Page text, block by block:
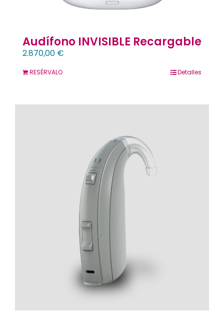
Audífono INVISIBLE Recargable
2.870,00 €
RESÉRVALO Detalles